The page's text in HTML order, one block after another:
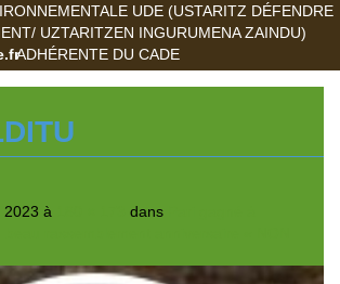
UDE (USTARITZ DÉFENDRE
UZTARITZEN INGURUMENA ZAINDU)
ADHÉRENTE DU CADE
2023 à dans